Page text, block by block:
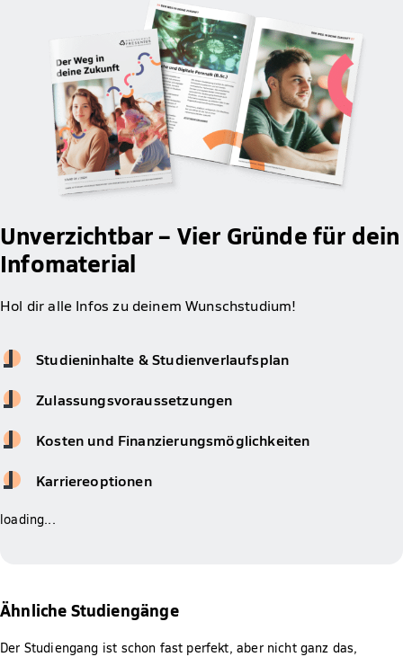
Unverzichtbar – Vier Gründe für dein
Infomaterial
Hol dir alle Infos zu deinem Wunschstudium!
Studieninhalte & Studienverlaufsplan
Zulassungsvoraussetzungen
Kosten und Finanzierungsmöglichkeiten
Karriereoptionen
loading...
Ähnliche Studiengänge
Der Studiengang ist schon fast perfekt, aber nicht ganz das,